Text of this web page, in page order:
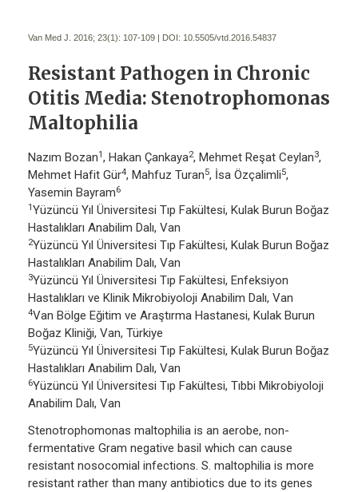
Van Med J. 2016; 23(1): 107-109 | DOI: 10.5505/vtd.2016.54837
Resistant Pathogen in Chronic
Otitis Media: Stenotrophomonas
Maltophilia
Nazım Bozan1, Hakan Çankaya2, Mehmet Reşat Ceylan3,
Mehmet Hafit Gür4, Mahfuz Turan5, İsa Özçalimli5,
Yasemin Bayram6
1Yüzüncü Yıl Üniversitesi Tıp Fakültesi, Kulak Burun Boğaz
Hastalıkları Anabilim Dalı, Van
2Yüzüncü Yıl Üniversitesi Tıp Fakültesi, Kulak Burun Boğaz
Hastalıkları Anabilim Dalı, Van
3Yüzüncü Yıl Üniversitesi Tıp Fakültesi, Enfeksiyon
Hastalıkları ve Klinik Mikrobiyoloji Anabilim Dalı, Van
4Van Bölge Eğitim ve Araştırma Hastanesi, Kulak Burun
Boğaz Kliniği, Van, Türkiye
5Yüzüncü Yıl Üniversitesi Tıp Fakültesi, Kulak Burun Boğaz
Hastalıkları Anabilim Dalı, Van
6Yüzüncü Yıl Üniversitesi Tıp Fakültesi, Tıbbi Mikrobiyoloji
Anabilim Dalı, Van
Stenotrophomonas maltophilia is an aerobe, non-
fermentative Gram negative basil which can cause
resistant nosocomial infections. S. maltophilia is more
resistant rather than many antibiotics due to its genes